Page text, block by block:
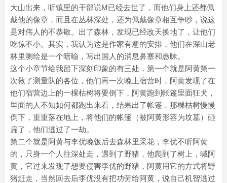
大山出来，听镇里的干部说M已经去世了，而他们身上还都佩
戴他的像章，而且在丛林深处，还为佩戴像章相互争吵，说这
是对伟人的不恭敬。出了森林，发现已经改天换地了，让他们
吃惊不小。其实，我认为这是作家有意的安排，他们在深山老
林里测绘是一个暗喻，写出国人的消息鼻塞和愚昧。
这个小章节给我留下深刻印象的有三处，第一个就是阿黄第一
次救了测量队的各位，他们再一次晚上宿营时，阿黄发现了在
他们宿营边上的一棵枯树将要倒下，阿黄跑到帐篷里面狂犬，
里面的人不知如何都跑出来看，结果出了帐篷，那棵枯树慢慢
倒下，重重落在地上，将他们的帐篷（被阿黄形容为坟墓）砸
扁了，他们逃过了一劫。
第二个就是阿黄与李优晚饭后去森林里采花，李优不听阿黄
的，只身一个人往深处走，遇到了野猪，他爬到了树上，喊阿
黄，它过来发现了想要侵害李优的野猪，阿黄用它的方式将野
猪赶走，当然回去后李优没有把功劳给阿黄，说自己机智逃过